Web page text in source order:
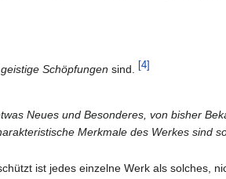
Schöpfungen sind. [4]
Neues und Besonderes, von bisher
Merkmale des Werkes sind
ist jedes einzelne Werk als solches,